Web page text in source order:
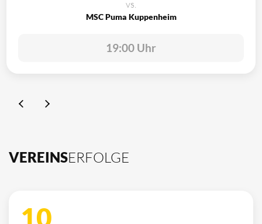
vs.
MSC Puma Kuppenheim
19:00 Uhr
VEREINSERFOLGE